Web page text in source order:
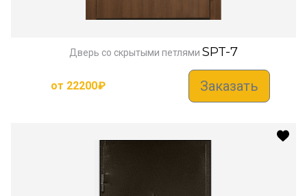
Дверь со скрытыми петлями SPT-7
от 22200₽ Заказать